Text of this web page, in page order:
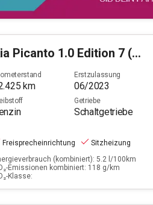
Picanto 1.0 Edition 7 (EURO 6d)
km
Erstzulassung
06/2023
Getriebe
Schaltgetriebe
Freisprecheinrichtung
Sitzheizung
(kombiniert): 5.2 l/100km
Emissionen kombiniert: 118 g/km
Klasse: